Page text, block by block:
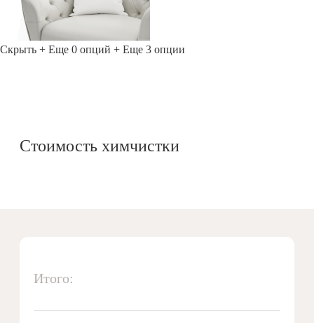
Скрыть + Еще 0 опций + Еще 3 опции
Стоимость химчистки
Итого: